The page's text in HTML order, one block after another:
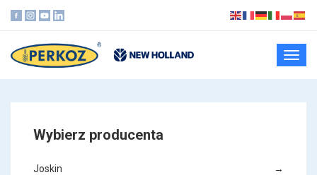
Wybierz producenta
Joskin →